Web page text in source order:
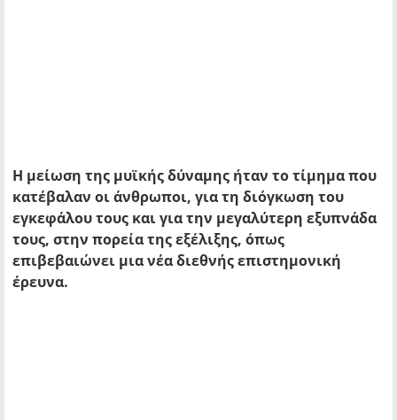
Η μείωση της μυϊκής δύναμης ήταν το τίμημα που
κατέβαλαν οι άνθρωποι, για τη διόγκωση του
εγκεφάλου τους και για την μεγαλύτερη εξυπνάδα
τους, στην πορεία της εξέλιξης, όπως
επιβεβαιώνει μια νέα διεθνής επιστημονική
έρευνα.